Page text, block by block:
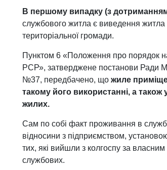
В першому випадку (з
службового житла є виведення житла
територіальної громади.
Пунктом 6 «Положення про порядок
РСР», затверджене постанови Ради
№37, передбачено, щожиле
такому його використанні, а
жилих.
Сам по собі факт проживання в
відносини з підприємством,
тих, які вийшли з колгоспу за
службових.